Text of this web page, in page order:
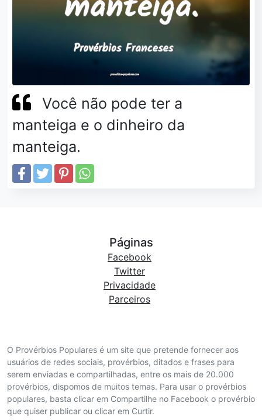
Você não pode ter a
manteiga e o dinheiro da
manteiga.
O Provérbios Populares é um site que pretende fornecer aos
usuários de redes sociais, provérbios, ditados e frases para
serem enviadas e compartilhadas, entre os mais de 20.000
provérbios, dispomos de muitos temas. Para usar o provérbios
populares, basta clicar em Compartilhe no Facebook o provérbio
que quiser publicar ou clicar em Curtir.
Páginas
Facebook
Twitter
Privacidade
Parceiros